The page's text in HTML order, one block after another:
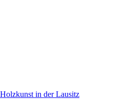
in der Lausitz